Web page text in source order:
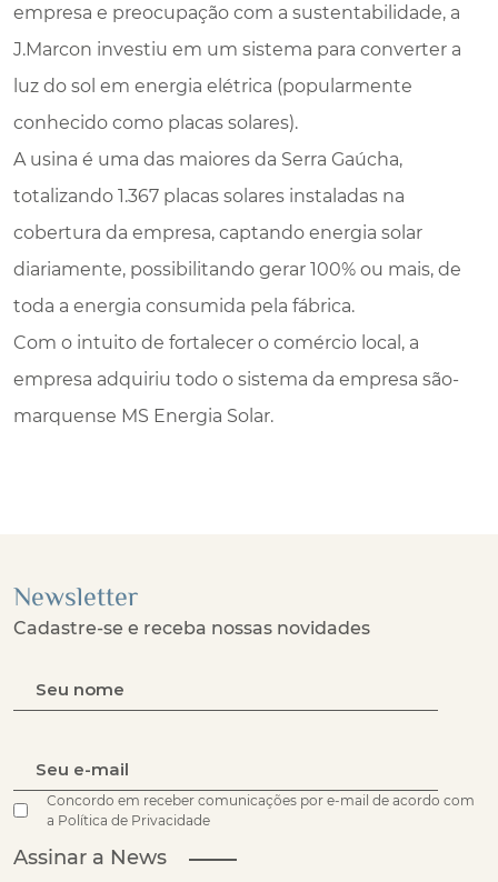
empresa e preocupação com a sustentabilidade, a
J.Marcon investiu em um sistema para converter a
luz do sol em energia elétrica (popularmente
conhecido como placas solares).
A usina é uma das maiores da Serra Gaúcha,
totalizando 1.367 placas solares instaladas na
cobertura da empresa, captando energia solar
diariamente, possibilitando gerar 100% ou mais, de
toda a energia consumida pela fábrica.
Com o intuito de fortalecer o comércio local, a
empresa adquiriu todo o sistema da empresa são-
marquense MS Energia Solar.
Newsletter
Cadastre-se e receba nossas novidades
Concordo em receber comunicações por e-mail de acordo com
a Política de Privacidade
Assinar a News